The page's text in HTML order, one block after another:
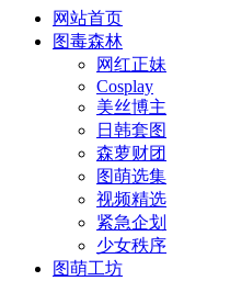
网站首页
图毒森林
网红正妹
Cosplay
美丝博主
日韩套图
森萝财团
图萌选集
视频精选
紧急企划
少女秩序
图萌工坊